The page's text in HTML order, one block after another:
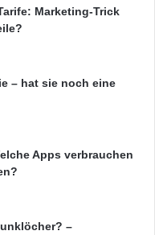
Deutschland“
Marketing-Trick
– hat sie noch eine
Apps verbrauchen
–